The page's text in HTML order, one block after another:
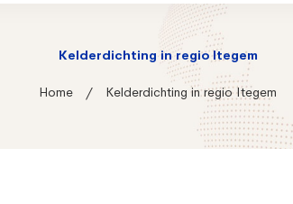
Kelderdichting in regio Itegem
Home Kelderdichting in regio Itegem